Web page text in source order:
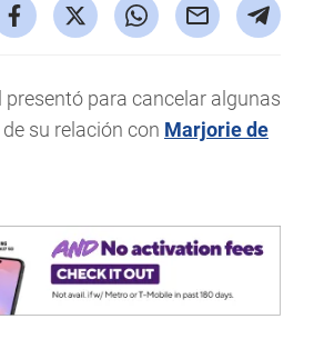
para cancelar algunas
su relación con Marjorie de